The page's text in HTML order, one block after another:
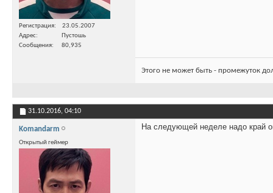
Регистрация
23.05.2007
Адрес
Пустошь
Сообщения
80,935
Этого не может быть - промежуток
31.10.2016, 04:10
Komandarm
Открытый геймер
На следующей неделе надо край